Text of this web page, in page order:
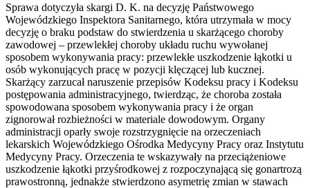
Sprawa dotyczyła skargi D. K. na decyzję Państwowego
Wojewódzkiego Inspektora Sanitarnego, która utrzymała w mocy
decyzję o braku podstaw do stwierdzenia u skarżącego choroby
zawodowej – przewlekłej choroby układu ruchu wywołanej
sposobem wykonywania pracy: przewlekłe uszkodzenie łąkotki u
osób wykonujących pracę w pozycji klęczącej lub kucznej.
Skarżący zarzucał naruszenie przepisów Kodeksu pracy i Kodeksu
postępowania administracyjnego, twierdząc, że choroba została
spowodowana sposobem wykonywania pracy i że organ
zignorował rozbieżności w materiale dowodowym. Organy
administracji oparły swoje rozstrzygnięcie na orzeczeniach
lekarskich Wojewódzkiego Ośrodka Medycyny Pracy oraz Instytutu
Medycyny Pracy. Orzeczenia te wskazywały na przeciążeniowe
uszkodzenie łąkotki przyśrodkowej z rozpoczynającą się gonartrozą
prawostronną, jednakże stwierdzono asymetrię zmian w stawach